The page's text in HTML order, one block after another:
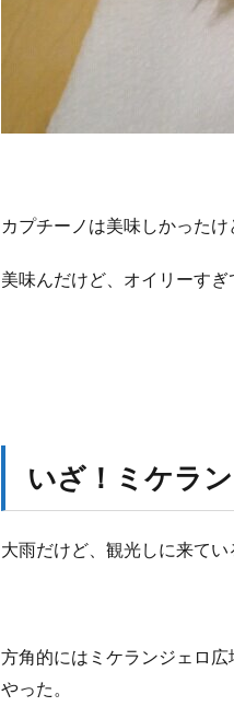
カプチーノは美味しかった
美味んだけど、オイリーすぎ
いざ！ミケラ
大雨だけど、観光しに来て
方角的にはミケランジェロ
やった。